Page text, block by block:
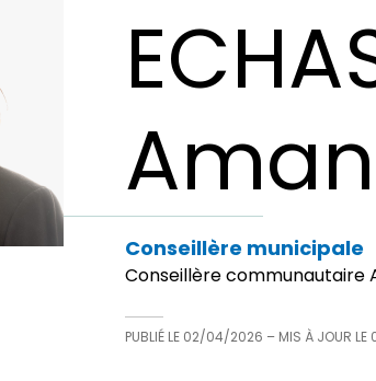
Conseillère municipale
Conseillère communautaire
PUBLIÉ LE 02/04/2026 – MIS À JOUR LE